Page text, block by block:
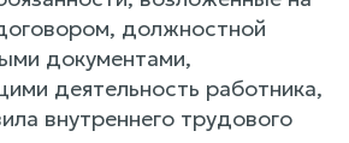
должностной
документами,
деятельность работника,
внутреннего трудового